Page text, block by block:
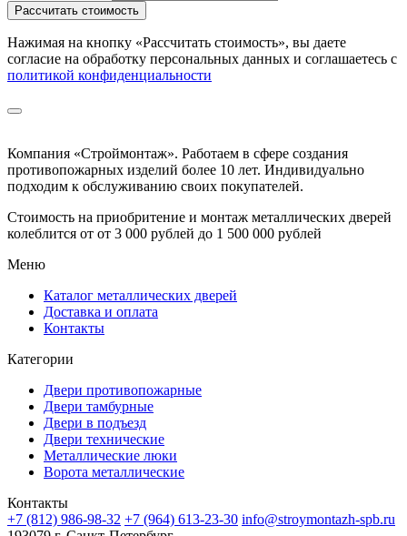
Рассчитать стоимость
Нажимая на кнопку «Рассчитать стоимость», вы даете
согласие на обработку персональных данных и соглашаетесь с
политикой конфиденциальности
Компания «Строймонтаж». Работаем в сфере создания
противопожарных изделий более 10 лет. Индивидуально
подходим к обслуживанию своих покупателей.
Стоимость на приобритение и монтаж металлических дверей
колеблится от от 3 000 рублей до 1 500 000 рублей
Меню
Каталог металлических дверей
Доставка и оплата
Контакты
Категории
Двери противопожарные
Двери тамбурные
Двери в подъезд
Двери технические
Металлические люки
Ворота металлические
Контакты
+7 (812) 986-98-32 +7 (964) 613-23-30 info@stroymontazh-spb.ru